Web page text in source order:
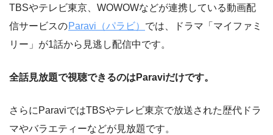
TBSやテレビ東京、WOWOWなどが連携している動画配
信サービスのParavi（パラビ） では、ドラマ「マイファミ
リー」が1話から見逃し配信中です。
全話見放題で視聴できるのはParaviだけです。
さらにParaviではTBSやテレビ東京で放送された歴代ドラ
マやバラエティーなどが見放題です。